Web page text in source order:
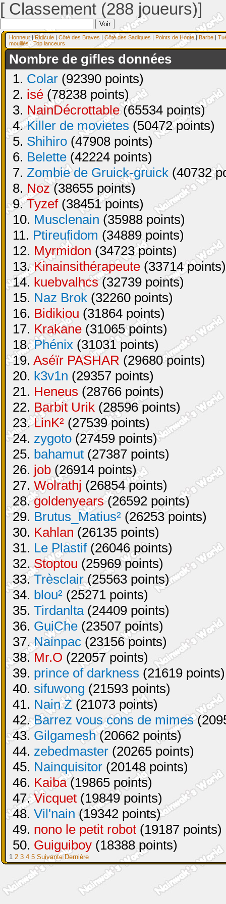
[ Classement (288 joueurs)]
Honneur|Ridicule | Côté des Braves | Côté des Sadiques | Points de Honte| Barbe |
mouillés| Top lanceurs
Nombre de gifles données
1. Colar (92390 points)
2. isé (78238 points)
3. NainDécrottable(65534 points)
4.Killer de movietes (50472 points)
5. Shihiro (47908 points)
6. Belette (42224 points)
7. Zombie de Gruick-gruick (40732
8. Noz(38655 points)
9.Tyzef(38451 points)
10. Musclenain (35988 points)
11. Ptireufidom (34889 points)
12. Myrmidon (34723 points)
13.Kinainsithérapeute (33714 points)
14. kuebvalhcs(32739 points)
15. Naz Brok (32260 points)
16. Bidikiou (31864 points)
17. Krakane (31065 points)
18.Phénix (31031 points)
19. Aséïr PASHAR (29680 points)
20. k3v1n (29357 points)
21. Heneus (28766 points)
22. Barbit Urik (28596 points)
23.LinK² (27539 points)
24. zygoto (27459 points)
25. bahamut (27387 points)
26. job (26914 points)
27. Wolrathj (26854 points)
28.goldenyears(26592 points)
29. Brutus_Matius² (26253 points)
30. Kahlan (26135 points)
31. Le Plastif(26046 points)
32.Stoptou (25969 points)
33.Trèsclair(25563 points)
34. blou² (25271 points)
35. Tirdanlta(24409 points)
36. GuiChe (23507 points)
37.Nainpac (23156 points)
38. Mr.O (22057 points)
39. prince of darkness (21619 points)
40. sifuwong (21593 points)
41. Nain Z(21073 points)
42.Barrez vous cons de mimes
43. Gilgamesh(20662 points)
44. zebedmaster (20265 points)
45. Nainquisitor (20148 points)
46. Kaiba(19865 points)
47.Vicquet (19849 points)
48. Vil'nain (19342 points)
49. nono le petit robot (19187 points)
50. Guiguiboy (18388 points)
1 2 3 4 5 Suivante Dernière